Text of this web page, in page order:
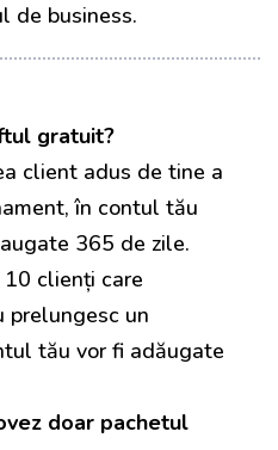
de business.
gratuit?
client adus de tine a
în contul tău
365 de zile.
clienți care
prelungesc un
tău vor fi adăugate
doar pachetul